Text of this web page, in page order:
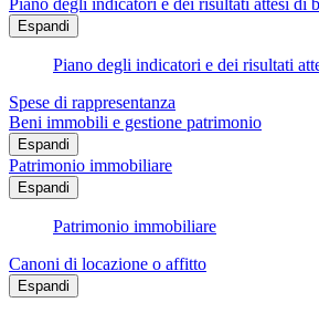
Espandi
Piano degli indicatori e dei risultati
Spese di rappresentanza
Beni immobili e gestione patrimonio
Espandi
Patrimonio immobiliare
Espandi
Patrimonio immobiliare
Canoni di locazione o affitto
Espandi